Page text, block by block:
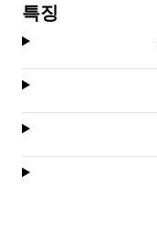
특징